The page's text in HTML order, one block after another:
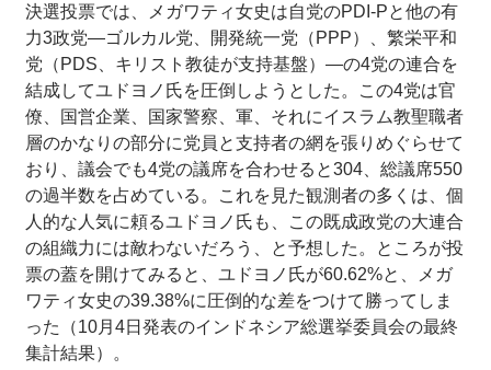
決選投票では、メガワティ女史は自党のPDI-Pと他の有
力3政党―ゴルカル党、開発統一党（PPP）、繁栄平和
党（PDS、キリスト教徒が支持基盤）―の4党の連合を
結成してユドヨノ氏を圧倒しようとした。この4党は官
僚、国営企業、国家警察、軍、それにイスラム教聖職者
層のかなりの部分に党員と支持者の網を張りめぐらせて
おり、議会でも4党の議席を合わせると304、総議席550
の過半数を占めている。これを見た観測者の多くは、個
人的な人気に頼るユドヨノ氏も、この既成政党の大連合
の組織力には敵わないだろう、と予想した。ところが投
票の蓋を開けてみると、ユドヨノ氏が60.62%と、メガ
ワティ女史の39.38%に圧倒的な差をつけて勝ってしま
った（10月4日発表のインドネシア総選挙委員会の最終
集計結果）。